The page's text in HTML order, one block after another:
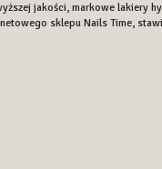
jakości, markowe lakiery
sklepu Nails Time,